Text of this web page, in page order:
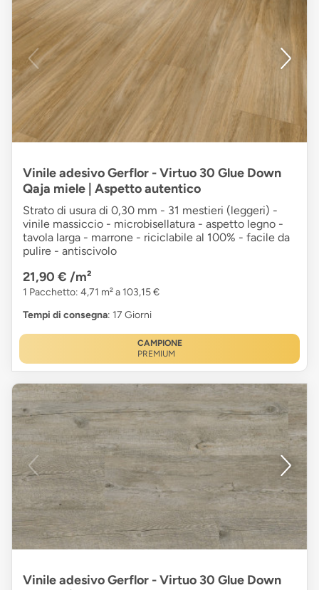
Vinile adesivo Gerflor - Virtuo 30 Glue Down
Qaja miele | Aspetto autentico
Strato di usura di 0,30 mm - 31 mestieri (leggeri) -
vinile massiccio - microbisellatura - aspetto legno -
tavola larga - marrone - riciclabile al 100% - facile da
pulire - antiscivolo
21,90 € /m²
1 Pacchetto: 4,71 m² a 103,15 €
Tempi di consegna: 17 Giorni
CAMPIONE
PREMIUM
Vinile adesivo Gerflor - Virtuo 30 Glue Down